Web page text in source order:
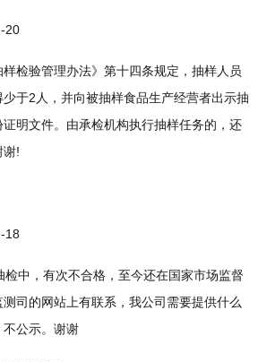
20
验管理办法》第十四条规定，抽样人员
于2人，并向被抽样食品生产经营者出示抽
明文件。由承检机构执行抽样任务的，还
谢!
18
中，有次不合格，至今还在国家市场监督
司的网站上有联系，我公司需要提供什么
不公示。谢谢